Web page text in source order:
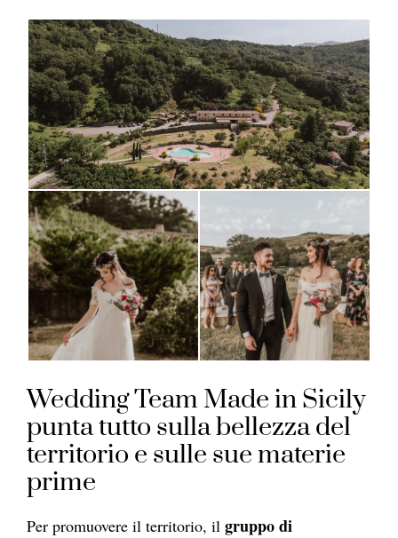
Wedding Team Made in Sicily
punta tutto sulla bellezza del
territorio e sulle sue materie
prime
Per promuovere il territorio, il gruppo di